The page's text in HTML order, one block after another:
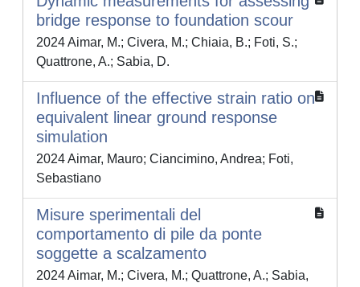
bridge response to foundation scour
2024 Aimar, M.; Civera, M.; Chiaia, B.; Foti, S.;
Quattrone, A.; Sabia, D.
Influence of the effective strain ratio on
equivalent linear ground response
simulation
2024 Aimar, Mauro; Ciancimino, Andrea; Foti,
Sebastiano
Misure sperimentali del
comportamento di pile da ponte
soggette a scalzamento
2024 Aimar, M.; Civera, M.; Quattrone, A.; Sabia,